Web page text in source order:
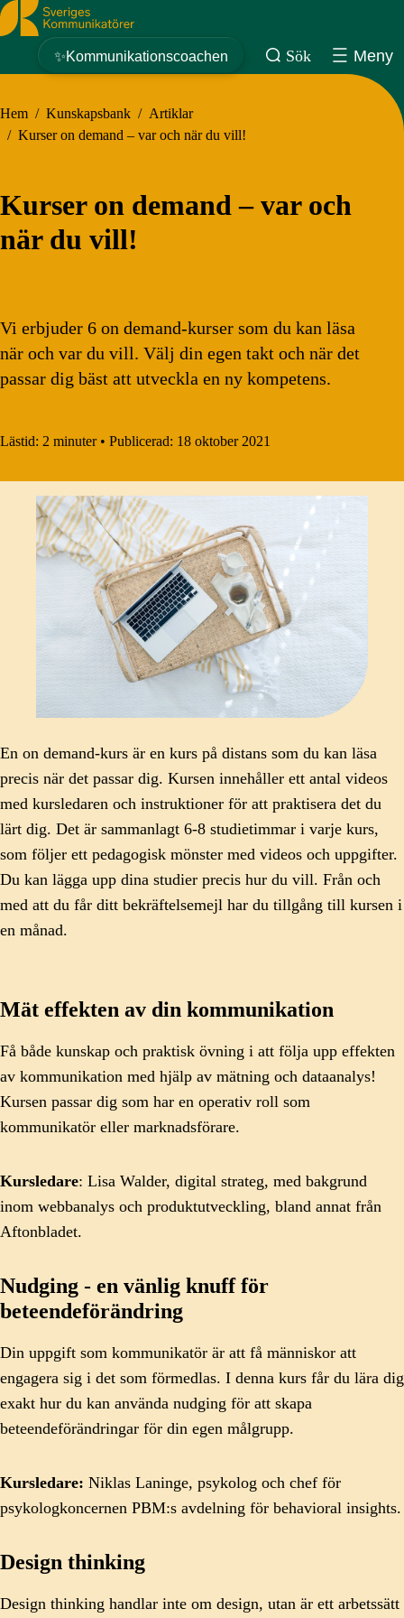
Sveriges Kommunikatörer
✨Kommunikationscoachen Sök Meny
Hem / Kunskapsbank / Artiklar
/ Kurser on demand – var och när du vill!
Kurser on demand – var och
när du vill!
Vi erbjuder 6 on demand-kurser som du kan läsa
när och var du vill. Välj din egen takt och när det
passar dig bäst att utveckla en ny kompetens.
Lästid: 2 minuter • Publicerad: 18 oktober 2021
En on demand-kurs är en kurs på distans som du kan läsa
precis när det passar dig. Kursen innehåller ett antal videos
med kursledaren och instruktioner för att praktisera det du
lärt dig. Det är sammanlagt 6-8 studietimmar i varje kurs,
som följer ett pedagogisk mönster med videos och uppgifter.
Du kan lägga upp dina studier precis hur du vill. Från och
med att du får ditt bekräftelsemejl har du tillgång till kursen i
en månad.
Mät effekten av din kommunikation
Få både kunskap och praktisk övning i att följa upp effekten
av kommunikation med hjälp av mätning och dataanalys!
Kursen passar dig som har en operativ roll som
kommunikatör eller marknadsförare.
Kursledare: Lisa Walder, digital strateg, med bakgrund
inom webbanalys och produktutveckling, bland annat från
Aftonbladet.
Nudging - en vänlig knuff för
beteendeförändring
Din uppgift som kommunikatör är att få människor att
engagera sig i det som förmedlas. I denna kurs får du lära dig
exakt hur du kan använda nudging för att skapa
beteendeförändringar för din egen målgrupp.
Kursledare: Niklas Laninge, psykolog och chef för
psykologkoncernen PBM:s avdelning för behavioral insights.
Design thinking
Design thinking handlar inte om design, utan är ett arbetssätt